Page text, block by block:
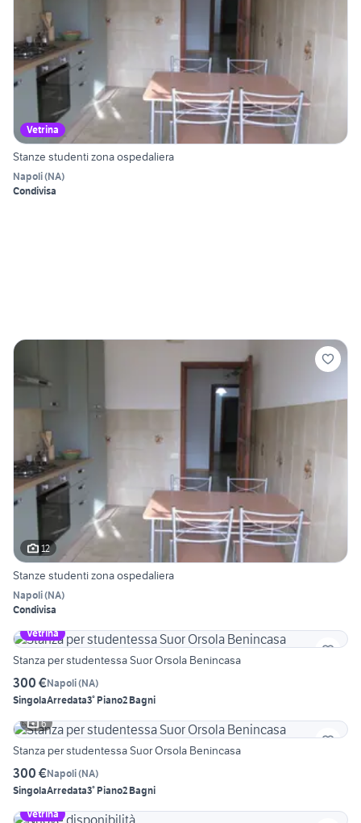
Vetrina
Stanze studenti zona ospedaliera
Napoli(NA)
Condivisa
12
Stanze studenti zona ospedaliera
Napoli(NA)
Condivisa
Vetrina
Stanza per studentessa Suor Orsola Benincasa
300 €Napoli(NA)
SingolaArredata3° Piano2 Bagni
6
Stanza per studentessa Suor Orsola Benincasa
300 €Napoli(NA)
SingolaArredata3° Piano2 Bagni
Vetrina